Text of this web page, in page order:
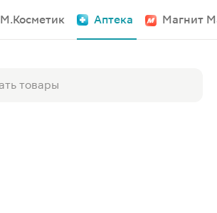
М.Косметик Аптека Магнит